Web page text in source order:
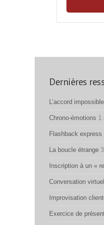
Dernières
L’accord impossible
Chrono-émotions 1
Flashback express
La boucle étrange
Inscription à un «
Conversation
Improvisation
Exercice de